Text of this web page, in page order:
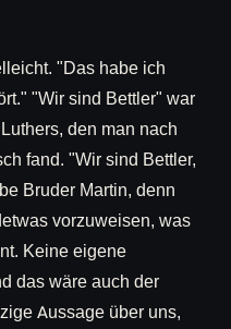
"Das habe ich
"Wir sind Bettler" war
den man nach
fand. "Wir sind Bettler,
Bruder Martin, denn
vorzuweisen, was
Keine eigene
das wäre auch der
Aussage über uns,